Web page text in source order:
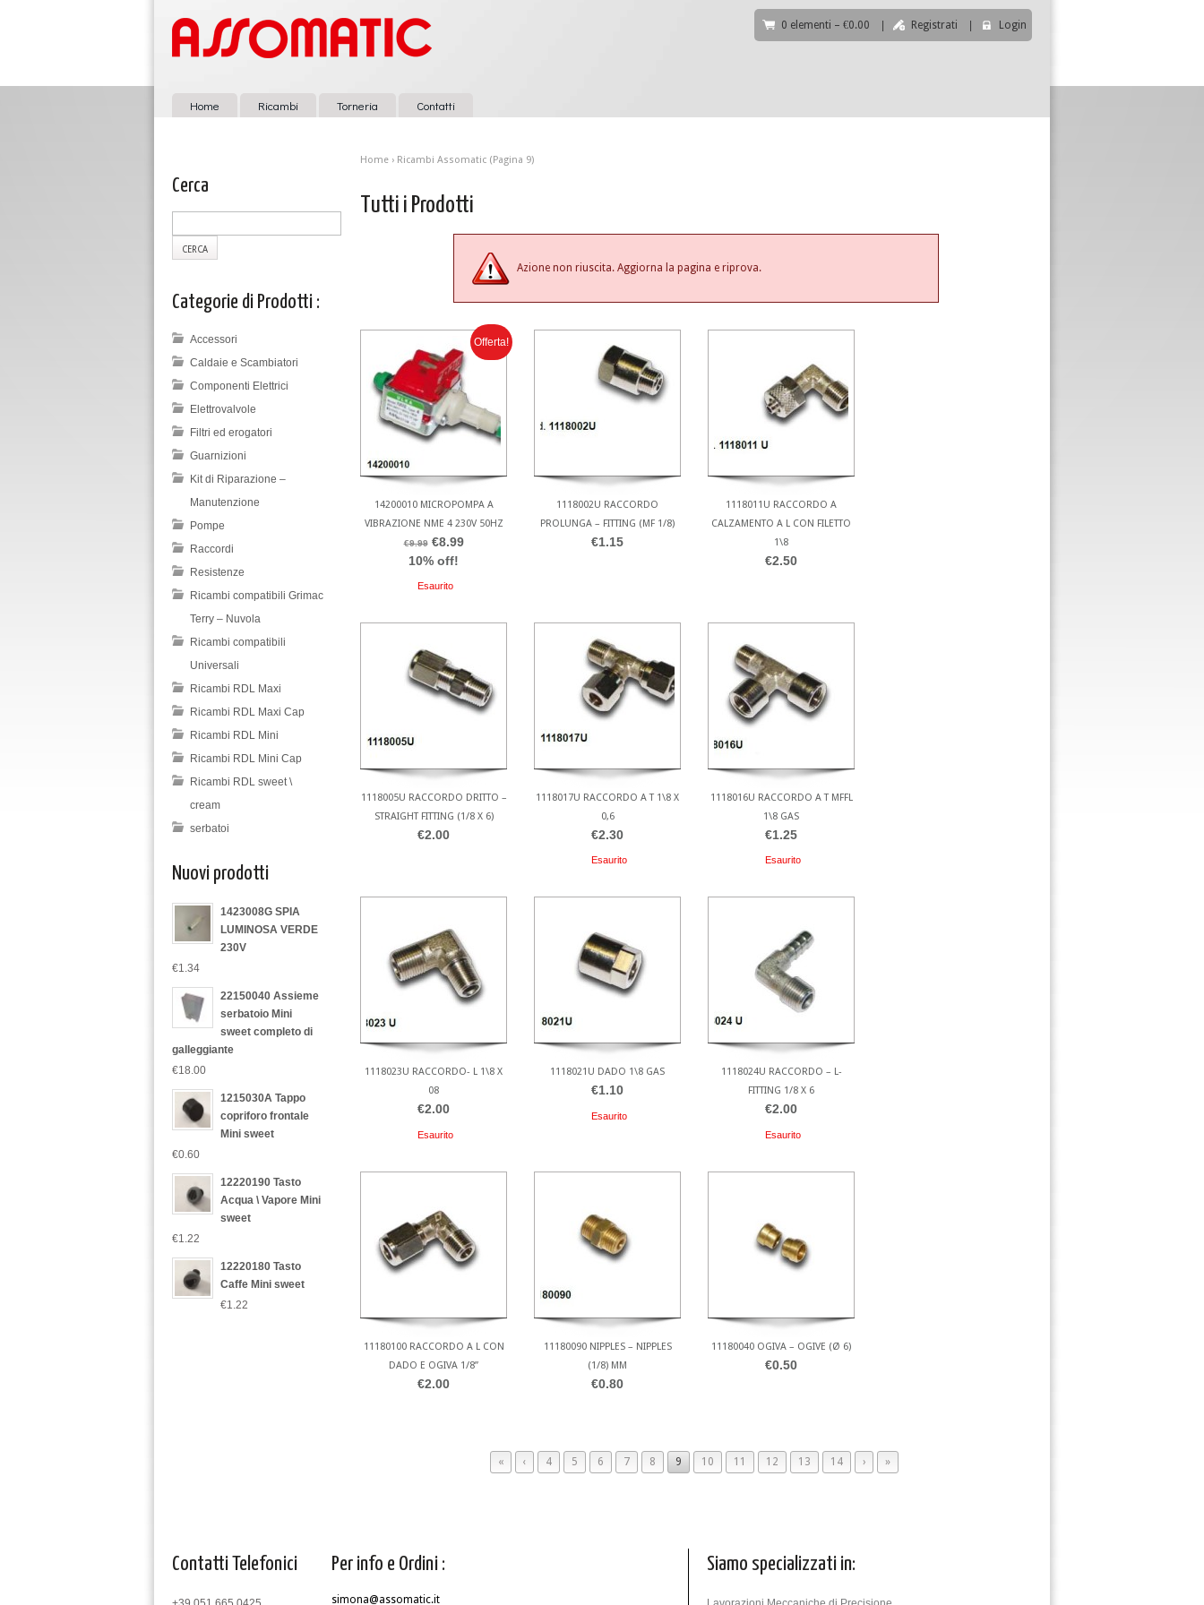
0 elementi – €0.00 Registrati Login
Home Ricambi Torneria Contatti
Home › Ricambi Assomatic (Pagina 9)
Tutti i Prodotti
Azione non riuscita. Aggiorna la pagina e riprova.
Offerta!
14200010 MICROPOMPA A
VIBRAZIONE NME 4 230V 50HZ
€9.99 €8.99
10% off!
Esaurito
1118002U RACCORDO
PROLUNGA – FITTING (MF 1/8)
€1.15
1118011U RACCORDO A
CALZAMENTO A L CON FILETTO
1\8
€2.50
1118005U RACCORDO DRITTO –
STRAIGHT FITTING (1/8 X 6)
€2.00
1118017U RACCORDO A T 1\8 X
0,6
€2.30
Esaurito
1118016U RACCORDO A T MFFL
1\8 GAS
€1.25
Esaurito
1118023U RACCORDO- L 1\8 X
08
€2.00
Esaurito
1118021U DADO 1\8 GAS
€1.10
Esaurito
1118024U RACCORDO – L-
FITTING 1/8 X 6
€2.00
Esaurito
11180100 RACCORDO A L CON
DADO E OGIVA 1/8”
€2.00
11180090 NIPPLES – NIPPLES
(1/8) MM
€0.80
11180040 OGIVA – OGIVE (Ø 6)
€0.50
« ‹ 4 5 6 7 8 9 10 11 12 13 14 › »
Cerca
Categorie di Prodotti :
Accessori
Caldaie e Scambiatori
Componenti Elettrici
Elettrovalvole
Filtri ed erogatori
Guarnizioni
Kit di Riparazione –
Manutenzione
Pompe
Raccordi
Resistenze
Ricambi compatibili Grimac
Terry – Nuvola
Ricambi compatibili
Universali
Ricambi RDL Maxi
Ricambi RDL Maxi Cap
Ricambi RDL Mini
Ricambi RDL Mini Cap
Ricambi RDL sweet \
cream
serbatoi
Nuovi prodotti
1423008G SPIA
LUMINOSA VERDE
230V
€1.34
22150040 Assieme
serbatoio Mini
sweet completo di
galleggiante
€18.00
1215030A Tappo
copriforo frontale
Mini sweet
€0.60
12220190 Tasto
Acqua \ Vapore Mini
sweet
€1.22
12220180 Tasto
Caffe Mini sweet
€1.22
Contatti Telefonici Per info e Ordini :
simona@assomatic.it
Siamo specializzati in: